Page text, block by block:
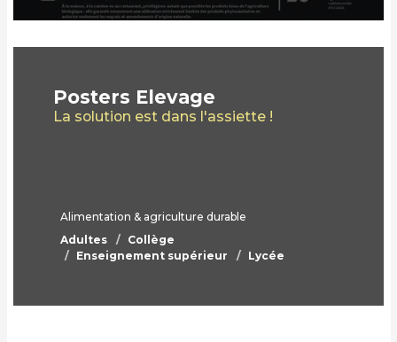
Posters Elevage
La solution est dans l'assiette !
Alimentation & agriculture durable
Adultes
Collège
Enseignement supérieur
Lycée